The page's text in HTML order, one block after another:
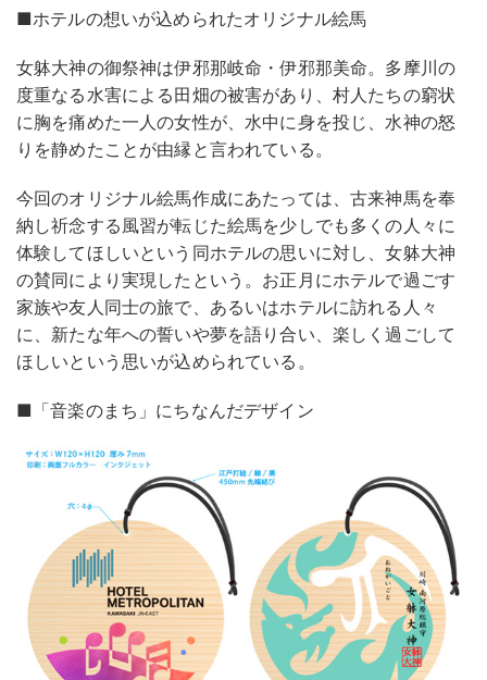
■ホテルの想いが込められたオリジナル絵馬
女躰大神の御祭神は伊邪那岐命・伊邪那美命。多摩川の
度重なる水害による田畑の被害があり、村人たちの窮状
に胸を痛めた一人の女性が、水中に身を投じ、水神の怒
りを静めたことが由縁と言われている。
今回のオリジナル絵馬作成にあたっては、古来神馬を奉
納し祈念する風習が転じた絵馬を少しでも多くの人々に
体験してほしいという同ホテルの思いに対し、女躰大神
の賛同により実現したという。お正月にホテルで過ごす
家族や友人同士の旅で、あるいはホテルに訪れる人々
に、新たな年への誓いや夢を語り合い、楽しく過ごして
ほしいという思いが込められている。
■「音楽のまち」にちなんだデザイン